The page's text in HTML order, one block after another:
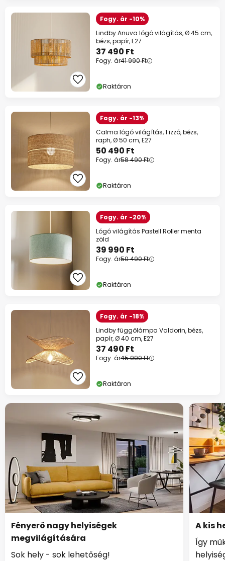
Fogy. ár -10%
Lindby Anuva lógó világítás, Ø 45 cm,
bézs, papír, E27
37 490 Ft
Fogy. ár41 990 Ft
Raktáron
Fogy. ár -13%
Calma lógó világítás, 1 izzó, bézs,
raph, Ø 50 cm, E27
50 490 Ft
Fogy. ár58 490 Ft
Raktáron
Fogy. ár -20%
Lógó világítás Pastell Roller menta
zöld
39 990 Ft
Fogy. ár50 490 Ft
Raktáron
Fogy. ár -18%
Lindby függőlámpa Valdorin, bézs,
papír, Ø 40 cm, E27
37 490 Ft
Fogy. ár45 990 Ft
Raktáron
Fényerő nagy helyiségek
megvilágítására
Sok hely - sok lehetőség!
A kis
Így